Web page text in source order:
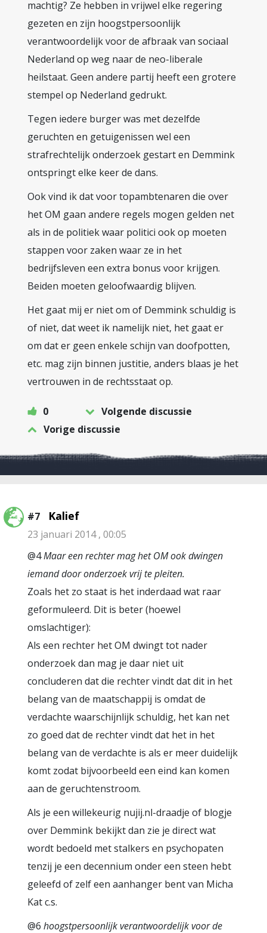
machtig? Ze hebben in vrijwel elke regering
gezeten en zijn hoogstpersoonlijk
verantwoordelijk voor de afbraak van sociaal
Nederland op weg naar de neo-liberale
heilstaat. Geen andere partij heeft een grotere
stempel op Nederland gedrukt.
Tegen iedere burger was met dezelfde
geruchten en getuigenissen wel een
strafrechtelijk onderzoek gestart en Demmink
ontspringt elke keer de dans.
Ook vind ik dat voor topambtenaren die over
het OM gaan andere regels mogen gelden net
als in de politiek waar politici ook op moeten
stappen voor zaken waar ze in het
bedrijfsleven een extra bonus voor krijgen.
Beiden moeten geloofwaardig blijven.
Het gaat mij er niet om of Demmink schuldig is
of niet, dat weet ik namelijk niet, het gaat er
om dat er geen enkele schijn van doofpotten,
etc. mag zijn binnen justitie, anders blaas je het
vertrouwen in de rechtsstaat op.
0
Volgende discussie
Vorige discussie
#7 Kalief
23 januari 2014 , 00:05
@4Maar een rechter mag het OM ook dwingen
iemand door onderzoek vrij te pleiten.
Zoals het zo staat is het inderdaad wat raar
geformuleerd. Dit is beter (hoewel
omslachtiger):
Als een rechter het OM dwingt tot nader
onderzoek dan mag je daar niet uit
concluderen dat die rechter vindt dat dit in het
belang van de maatschappij is omdat de
verdachte waarschijnlijk schuldig, het kan net
zo goed dat de rechter vindt dat het in het
belang van de verdachte is als er meer duidelijk
komt zodat bijvoorbeeld een eind kan komen
aan de geruchtenstroom.
Als je een willekeurig nujij.nl-draadje of blogje
over Demmink bekijkt dan zie je direct wat
wordt bedoeld met stalkers en psychopaten
tenzij je een decennium onder een steen hebt
geleefd of zelf een aanhanger bent van Micha
Kat c.s.
@6 hoogstpersoonlijk verantwoordelijk voor de